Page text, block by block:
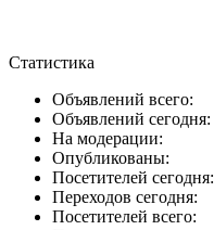
Статистика
Объявлений всего:
Объявлений сегодня:
На модерации:
Опубликованы:
Посетителей сегодня:
Переходов сегодня:
Посетителей всего: